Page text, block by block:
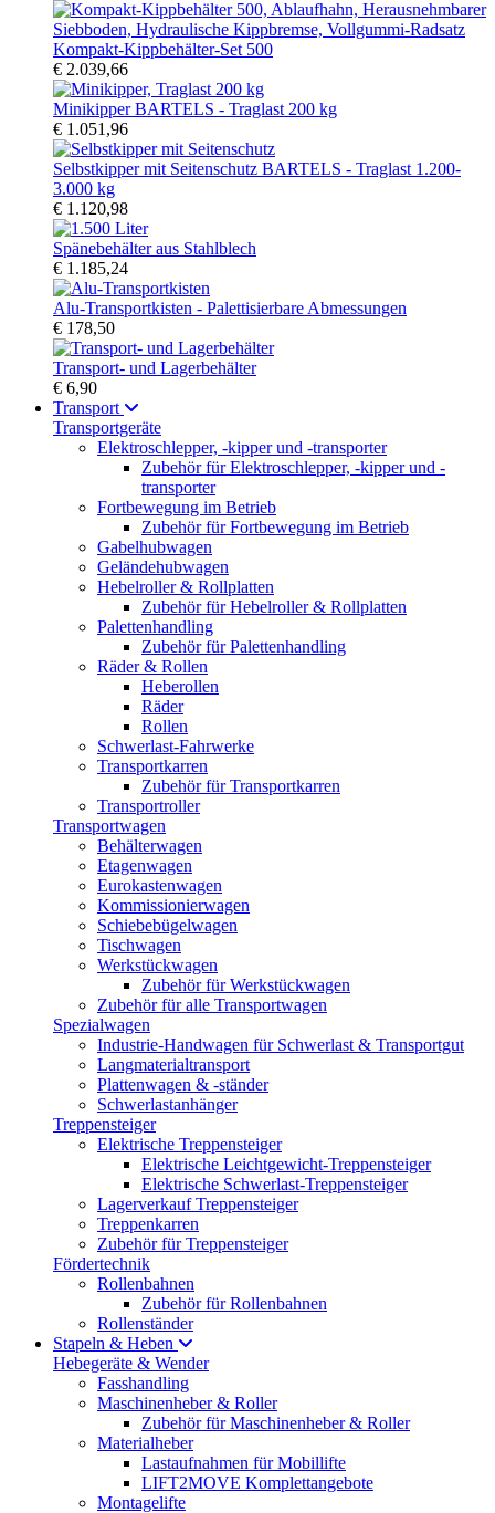
Kompakt-Kippbehälter-Set 500
€ 2.039,66
Minikipper BARTELS - Traglast 200 kg
€ 1.051,96
Selbstkipper mit Seitenschutz BARTELS - Traglast 1.200-
3.000 kg
€ 1.120,98
Spänebehälter aus Stahlblech
€ 1.185,24
Alu-Transportkisten - Palettisierbare Abmessungen
€ 178,50
Transport- und Lagerbehälter
€ 6,90
Transport
Transportgeräte
Elektroschlepper, -kipper und -transporter
Zubehör für Elektroschlepper, -kipper und -
transporter
Fortbewegung im Betrieb
Zubehör für Fortbewegung im Betrieb
Gabelhubwagen
Geländehubwagen
Hebelroller & Rollplatten
Zubehör für Hebelroller & Rollplatten
Palettenhandling
Zubehör für Palettenhandling
Räder & Rollen
Heberollen
Räder
Rollen
Schwerlast-Fahrwerke
Transportkarren
Zubehör für Transportkarren
Transportroller
Transportwagen
Behälterwagen
Etagenwagen
Eurokastenwagen
Kommissionierwagen
Schiebebügelwagen
Tischwagen
Werkstückwagen
Zubehör für Werkstückwagen
Zubehör für alle Transportwagen
Spezialwagen
Industrie-Handwagen für Schwerlast & Transportgut
Langmaterialtransport
Plattenwagen & -ständer
Schwerlastanhänger
Treppensteiger
Elektrische Treppensteiger
Elektrische Leichtgewicht-Treppensteiger
Elektrische Schwerlast-Treppensteiger
Lagerverkauf Treppensteiger
Treppenkarren
Zubehör für Treppensteiger
Fördertechnik
Rollenbahnen
Zubehör für Rollenbahnen
Rollenständer
Stapeln & Heben
Hebegeräte & Wender
Fasshandling
Maschinenheber & Roller
Zubehör für Maschinenheber & Roller
Materialheber
Lastaufnahmen für Mobillifte
LIFT2MOVE Komplettangebote
Montagelifte